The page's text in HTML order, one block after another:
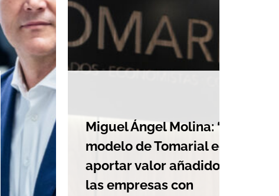
Miguel Ángel Molina: “El
modelo de Tomarial es
aportar valor añadido a
las empresas con